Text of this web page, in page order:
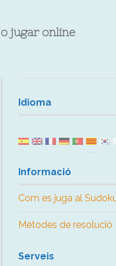
jugar online
Idioma
Informació
Com es juga al
Mètodes de resolució
Serveis